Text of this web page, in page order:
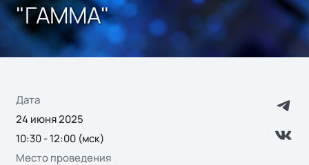
"ГАММА"
Дата
24 июня 2025
10:30 - 12:00 (мск)
Место проведения